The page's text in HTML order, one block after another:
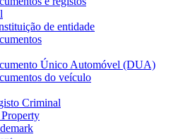
de entidade
Único Automóvel (DUA)
do veículo
Criminal